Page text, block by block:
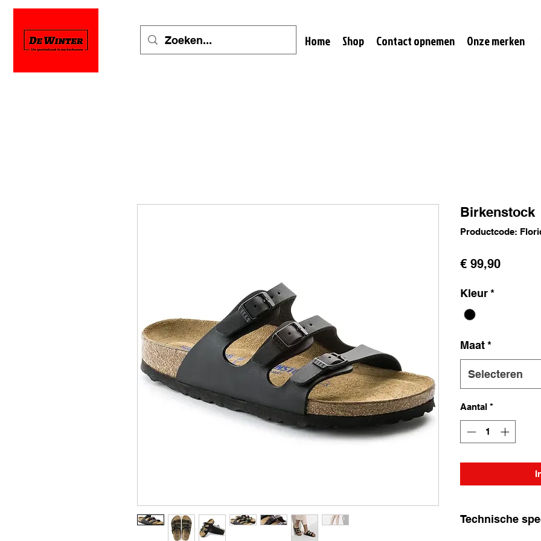
Home Shop Contact opnemen Onze merken
Birkenstock
Productcode:
€ 99,90Prijs
Kleur*
Maat*
Selecteren
Aantal *
Technische